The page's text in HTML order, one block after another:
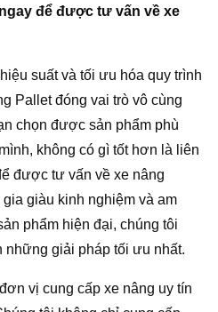
để được tư vấn về xe
suất và tối ưu hóa quy trình
Pallet đóng vai trò vô cùng
chọn được sản phẩm phù
không có gì tốt hơn là liên
được tư vấn về xe nâng
giàu kinh nghiệm và am
phẩm hiện đại, chúng tôi
những giải pháp tối ưu nhất.
vị cung cấp xe nâng uy tín